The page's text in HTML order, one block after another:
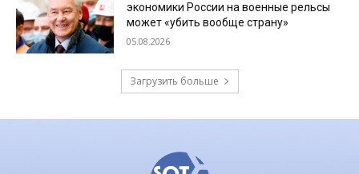
экономики России на военные рельсы
может «убить вообще страну»
05.08.2026
Загрузить больше